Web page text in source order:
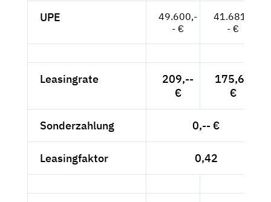
UPE
49.600,-
- €
41.681,-
- €
Leasingrate
209,--
€
175,63
€
Sonderzahlung 0,-- €
Leasingfaktor 0,42